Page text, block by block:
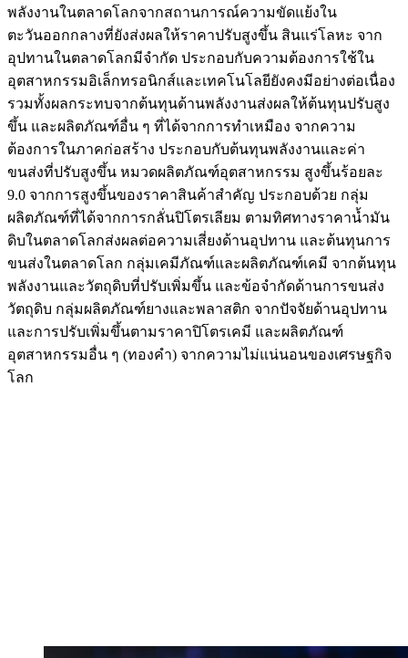
พลังงานในตลาดโลกจากสถานการณ์ความขัดแย้งใน
ตะวันออกกลางที่ยังส่งผลให้ราคาปรับสูงขึ้น สินแร่โลหะ จาก
อุปทานในตลาดโลกมีจำกัด ประกอบกับความต้องการใช้ใน
อุตสาหกรรมอิเล็กทรอนิกส์และเทคโนโลยียังคงมีอย่างต่อเนื่อง
รวมทั้งผลกระทบจากต้นทุนด้านพลังงานส่งผลให้ต้นทุนปรับสูง
ขึ้น และผลิตภัณฑ์อื่น ๆ ที่ได้จากการทำเหมือง จากความ
ต้องการในภาคก่อสร้าง ประกอบกับต้นทุนพลังงานและค่า
ขนส่งที่ปรับสูงขึ้น หมวดผลิตภัณฑ์อุตสาหกรรม สูงขึ้นร้อยละ
9.0 จากการสูงขึ้นของราคาสินค้าสำคัญ ประกอบด้วย กลุ่ม
ผลิตภัณฑ์ที่ได้จากการกลั่นปิโตรเลียม ตามทิศทางราคาน้ำมัน
ดิบในตลาดโลกส่งผลต่อความเสี่ยงด้านอุปทาน และต้นทุนการ
ขนส่งในตลาดโลก กลุ่มเคมีภัณฑ์และผลิตภัณฑ์เคมี จากต้นทุน
พลังงานและวัตถุดิบที่ปรับเพิ่มขึ้น และข้อจำกัดด้านการขนส่ง
วัตถุดิบ กลุ่มผลิตภัณฑ์ยางและพลาสติก จากปัจจัยด้านอุปทาน
และการปรับเพิ่มขึ้นตามราคาปิโตรเคมี และผลิตภัณฑ์
อุตสาหกรรมอื่น ๆ (ทองคำ) จากความไม่แน่นอนของเศรษฐกิจ
โลก